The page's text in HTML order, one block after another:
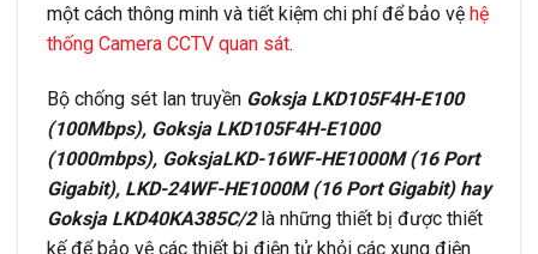
một cách thông minh và tiết kiệm chi phí để bảo vệ hệ
thống Camera CCTV quan sát.
Bộ chống sét lan truyền Goksja LKD105F4H-E100
(100Mbps), Goksja LKD105F4H-E1000
(1000mbps), GoksjaLKD-16WF-HE1000M (16 Port
Gigabit), LKD-24WF-HE1000M (16 Port Gigabit) hay
Goksja LKD40KA385C/2là những thiết bị được thiết
kế để bảo vệ các thiết bị điện tử khỏi các xung điện